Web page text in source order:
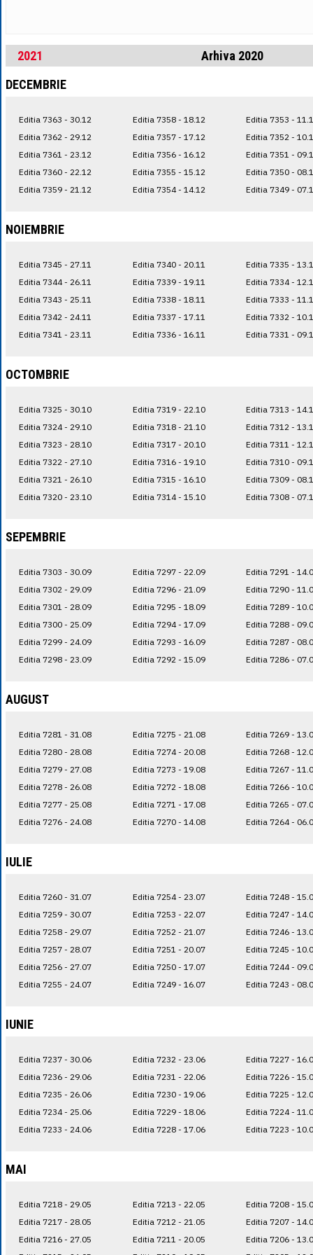
2021
Arhiva 2020
DECEMBRIE
Editia 7363 - 30.12
Editia 7362 - 29.12
Editia 7361 - 23.12
Editia 7360 - 22.12
Editia 7359 - 21.12
Editia 7358 - 18.12
Editia 7357 - 17.12
Editia 7356 - 16.12
Editia 7355 - 15.12
Editia 7354 - 14.12
Editia 7353 -
Editia 7352 -
Editia 7351 -
Editia 7350 -
Editia 7349 -
NOIEMBRIE
Editia 7345 - 27.11
Editia 7344 - 26.11
Editia 7343 - 25.11
Editia 7342 - 24.11
Editia 7341 - 23.11
Editia 7340 - 20.11
Editia 7339 - 19.11
Editia 7338 - 18.11
Editia 7337 - 17.11
Editia 7336 - 16.11
Editia 7335 -
Editia 7334 -
Editia 7333 -
Editia 7332 -
Editia 7331 -
OCTOMBRIE
Editia 7325 - 30.10
Editia 7324 - 29.10
Editia 7323 - 28.10
Editia 7322 - 27.10
Editia 7321 - 26.10
Editia 7320 - 23.10
Editia 7319 - 22.10
Editia 7318 - 21.10
Editia 7317 - 20.10
Editia 7316 - 19.10
Editia 7315 - 16.10
Editia 7314 - 15.10
Editia 7313 -
Editia 7312 -
Editia 7311 -
Editia 7310 -
Editia 7309 -
Editia 7308 -
SEPEMBRIE
Editia 7303 - 30.09
Editia 7302 - 29.09
Editia 7301 - 28.09
Editia 7300 - 25.09
Editia 7299 - 24.09
Editia 7298 - 23.09
Editia 7297 - 22.09
Editia 7296 - 21.09
Editia 7295 - 18.09
Editia 7294 - 17.09
Editia 7293 - 16.09
Editia 7292 - 15.09
Editia 7291 -
Editia 7290 -
Editia 7289 -
Editia 7288 -
Editia 7287 -
Editia 7286 -
AUGUST
Editia 7281 - 31.08
Editia 7280 - 28.08
Editia 7279 - 27.08
Editia 7278 - 26.08
Editia 7277 - 25.08
Editia 7276 - 24.08
Editia 7275 - 21.08
Editia 7274 - 20.08
Editia 7273 - 19.08
Editia 7272 - 18.08
Editia 7271 - 17.08
Editia 7270 - 14.08
Editia 7269 -
Editia 7268 -
Editia 7267 -
Editia 7266 -
Editia 7265 -
Editia 7264 -
IULIE
Editia 7260 - 31.07
Editia 7259 - 30.07
Editia 7258 - 29.07
Editia 7257 - 28.07
Editia 7256 - 27.07
Editia 7255 - 24.07
Editia 7254 - 23.07
Editia 7253 - 22.07
Editia 7252 - 21.07
Editia 7251 - 20.07
Editia 7250 - 17.07
Editia 7249 - 16.07
Editia 7248 -
Editia 7247 -
Editia 7246 -
Editia 7245 -
Editia 7244 -
Editia 7243 -
IUNIE
Editia 7237 - 30.06
Editia 7236 - 29.06
Editia 7235 - 26.06
Editia 7234 - 25.06
Editia 7233 - 24.06
Editia 7232 - 23.06
Editia 7231 - 22.06
Editia 7230 - 19.06
Editia 7229 - 18.06
Editia 7228 - 17.06
Editia 7227 -
Editia 7226 -
Editia 7225 -
Editia 7224 -
Editia 7223 -
MAI
Editia 7218 - 29.05
Editia 7217 - 28.05
Editia 7216 - 27.05
Editia 7213 - 22.05
Editia 7212 - 21.05
Editia 7211 - 20.05
Editia 7208 -
Editia 7207 -
Editia 7206 -